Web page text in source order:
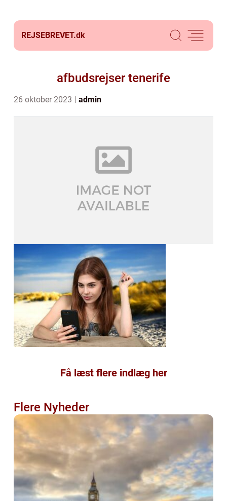
REJSEBREVET.dk
afbudsrejser tenerife
26 oktober 2023 admin
Få læst flere indlæg her
Flere Nyheder